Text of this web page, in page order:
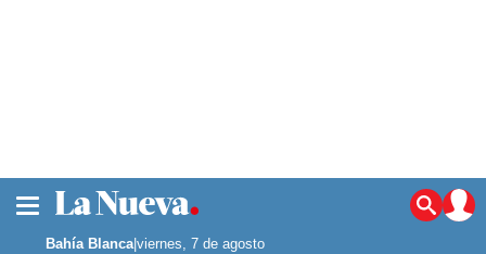
Noticias
La ciudad
Bahía Blanca|viernes, 7 de agosto